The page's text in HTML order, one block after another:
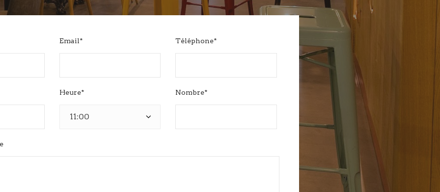
Email* Téléphone*
Heure* Nombre*